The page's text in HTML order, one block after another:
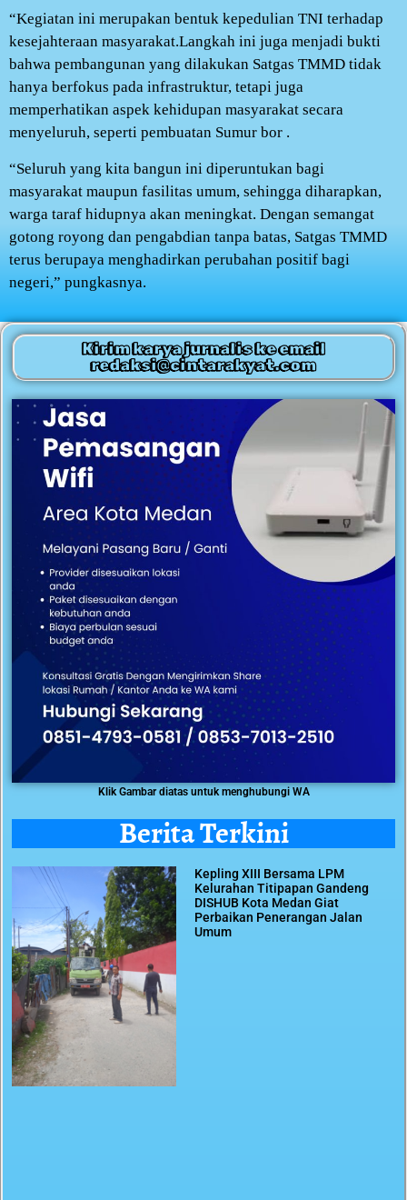
“Kegiatan ini merupakan bentuk kepedulian TNI terhadap
kesejahteraan masyarakat.Langkah ini juga menjadi bukti
bahwa pembangunan yang dilakukan Satgas TMMD tidak
hanya berfokus pada infrastruktur, tetapi juga
memperhatikan aspek kehidupan masyarakat secara
menyeluruh, seperti pembuatan Sumur bor .
“Seluruh yang kita bangun ini diperuntukan bagi
masyarakat maupun fasilitas umum, sehingga diharapkan,
warga taraf hidupnya akan meningkat. Dengan semangat
gotong royong dan pengabdian tanpa batas, Satgas TMMD
terus berupaya menghadirkan perubahan positif bagi
negeri,” pungkasnya.
Kirim karya jurnalis ke email
redaksi@cintarakyat.com
Klik Gambar diatas untuk menghubungi WA
Berita Terkini
Kepling XIII Bersama LPM
Kelurahan Titipapan Gandeng
DISHUB Kota Medan Giat
Perbaikan Penerangan Jalan
Umum